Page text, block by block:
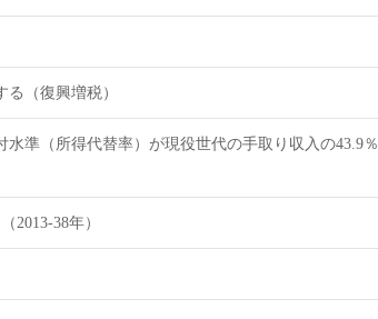
（復興増税）
水準（所得代替率）が現役世代の手取り収入の43.9％
2013-38年）